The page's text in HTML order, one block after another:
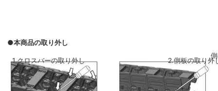
側板のリンクを斜めに前のリンクに差し
込み、はめ込みます
弾性シートを両
ください
●本商品の取り外し
1.クロスバーの取り外し 2.側板の取り外